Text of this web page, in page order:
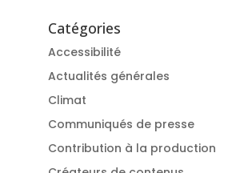
Catégories
Accessibilité
Actualités générales
Climat
Communiqués de presse
Contribution à la production